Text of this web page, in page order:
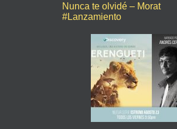
Nunca te olvidé – Morat
#Lanzamiento